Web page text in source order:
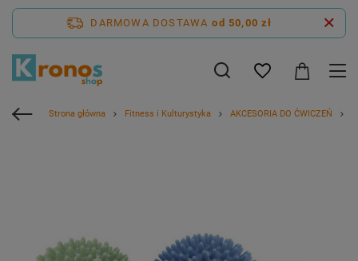
DARMOWA DOSTAWA od 50,00 zł
Strona główna Fitness i Kulturystyka AKCESORIA DO ĆWICZEŃ